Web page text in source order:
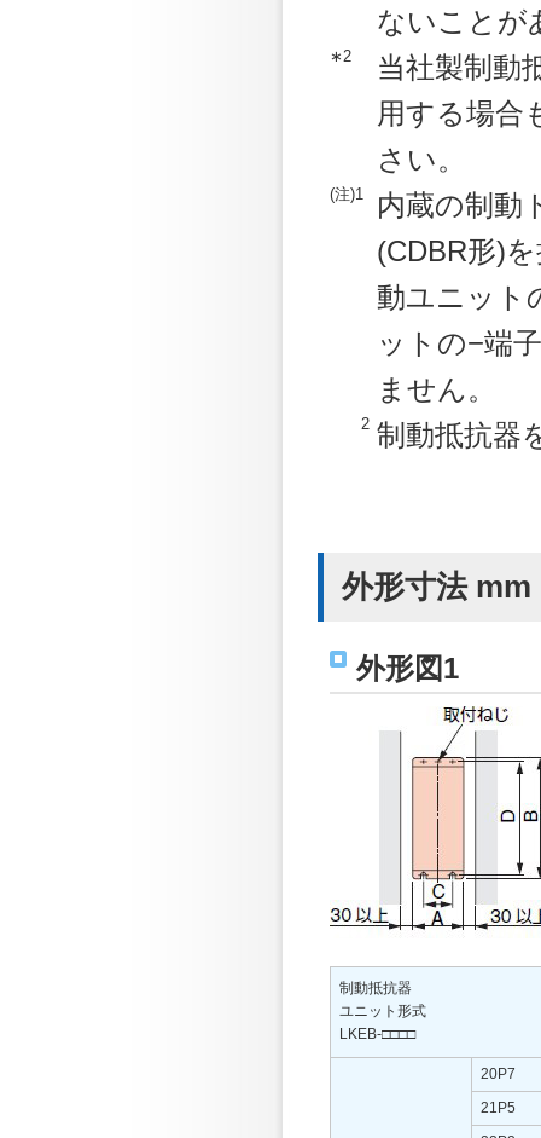
ないことが
∗2
当社製制動
用する場合
さい。
(注)1
内蔵の制動
(CDBR形)
動ユニット
ットの−端
ません。
2 制動抵抗器
外形寸法 mm
外形図1
制動抵抗器
ユニット形式
LKEB-□□□□
20P7
21P5